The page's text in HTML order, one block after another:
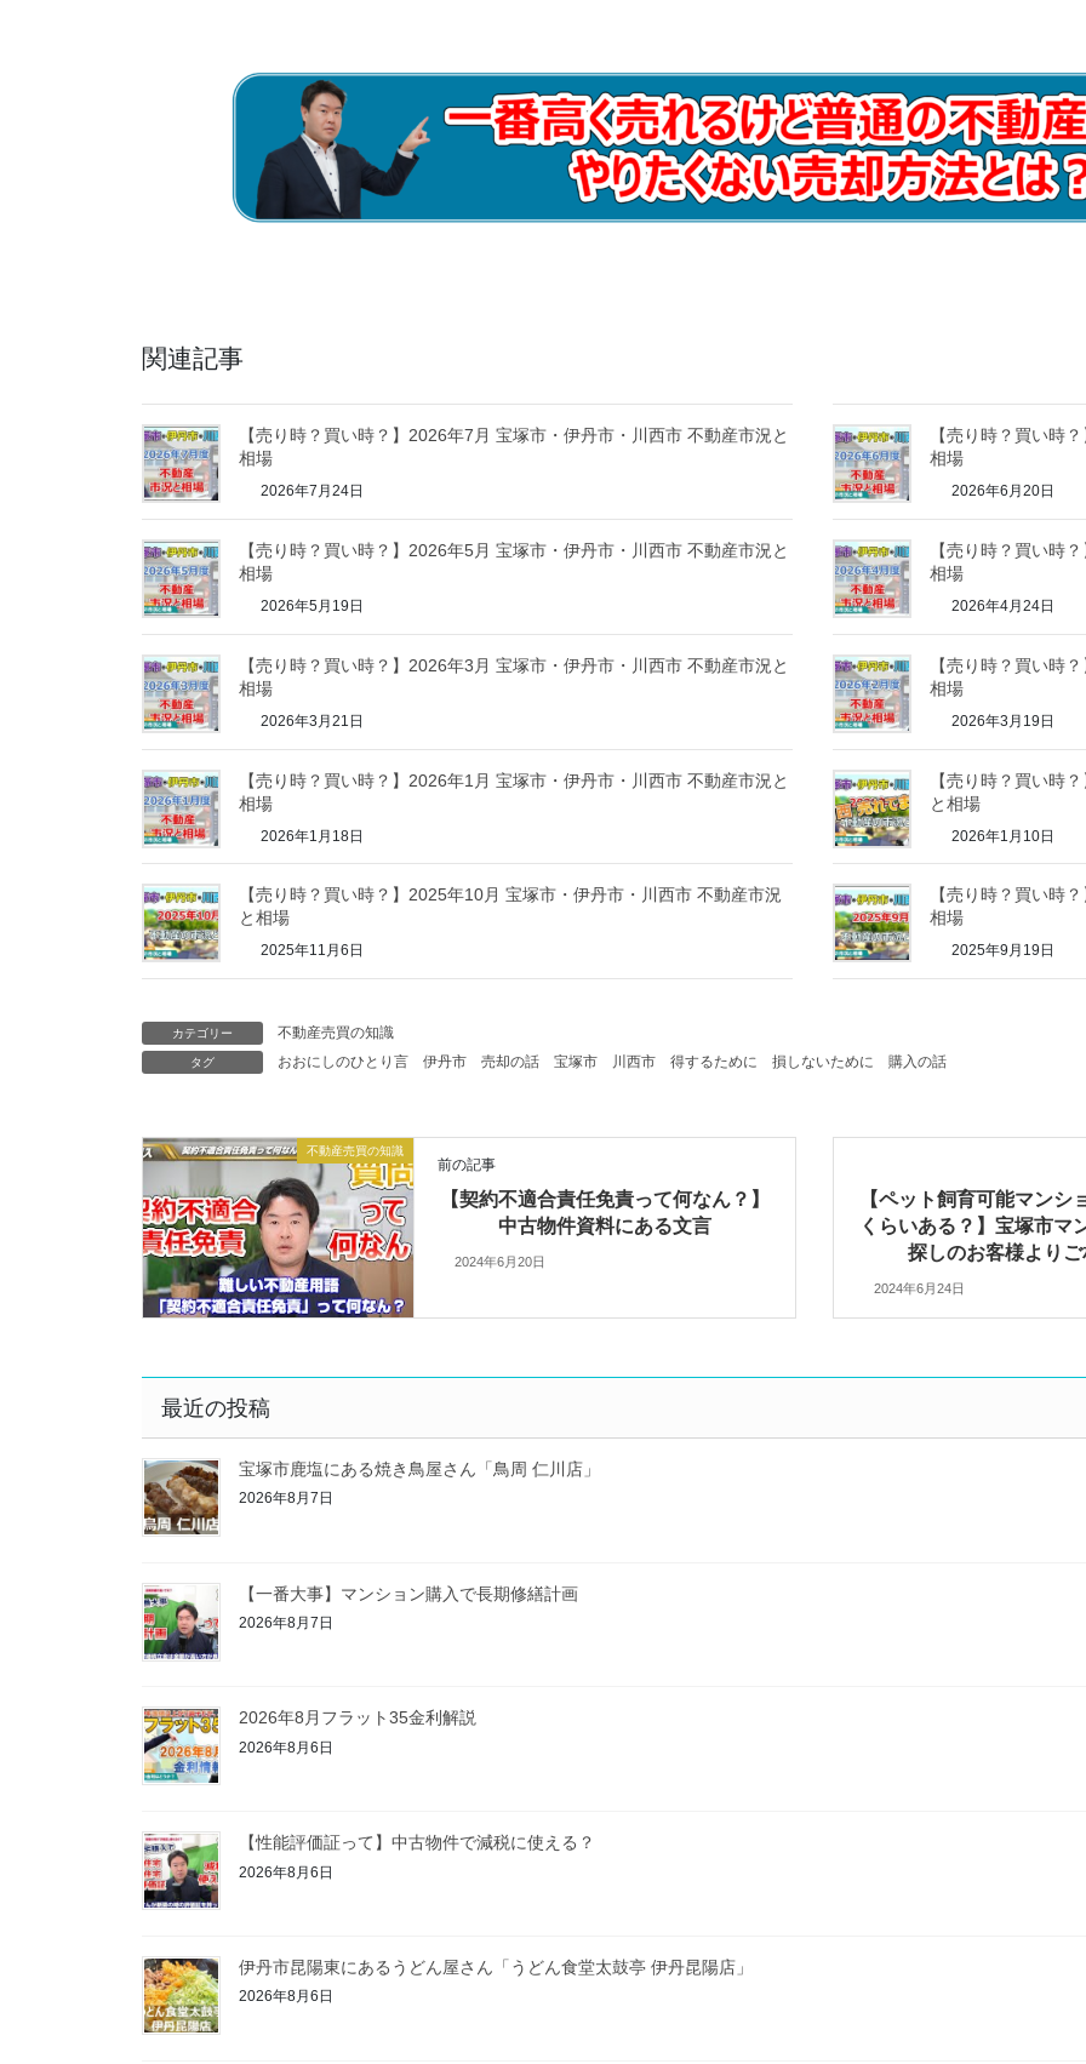
関連記事
【売り時？買い時？】2026年7月 宝塚市・伊丹市・川西市 不動産市況と
相場
2026年7月24日
【売り時？買い時
相場
2026年6月20日
【売り時？買い時？】2026年5月 宝塚市・伊丹市・川西市 不動産市況と
相場
2026年5月19日
【売り時？買い時
相場
2026年4月24日
【売り時？買い時？】2026年3月 宝塚市・伊丹市・川西市 不動産市況と
相場
2026年3月21日
【売り時？買い時
相場
2026年3月19日
【売り時？買い時？】2026年1月 宝塚市・伊丹市・川西市 不動産市況と
相場
2026年1月18日
【売り時？買い時
と相場
2026年1月10日
【売り時？買い時？】2025年10月 宝塚市・伊丹市・川西市 不動産市況
と相場
2025年11月6日
【売り時？買い時
相場
2025年9月19日
カテゴリー 不動産売買の知識
タグ おおにしのひとり言 伊丹市 売却の話 宝塚市 川西市 得するために 損しないために 購入の話
不動産売買の知識
前の記事
【契約不適合責任免責って何なん？】
中古物件資料にある文言
2024年6月20日
【ペット飼育可能マンシ
くらいある？】宝塚市マ
探しのお客様より
2024年6月24日
最近の投稿
宝塚市鹿塩にある焼き鳥屋さん「鳥周 仁川店」
2026年8月7日
【一番大事】マンション購入で長期修繕計画
2026年8月7日
2026年8月フラット35金利解説
2026年8月6日
【性能評価証って】中古物件で減税に使える？
2026年8月6日
伊丹市昆陽東にあるうどん屋さん「うどん食堂太鼓亭 伊丹昆陽店」
2026年8月6日